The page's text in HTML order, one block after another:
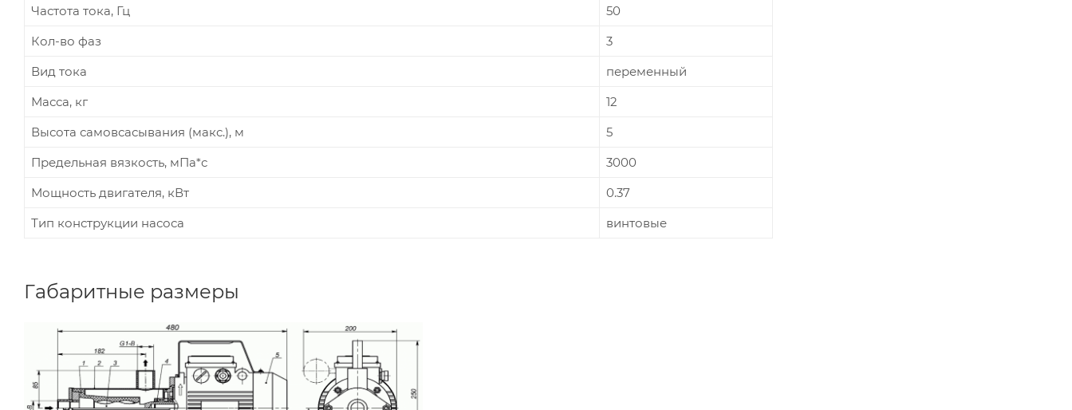
Частота тока, Гц
50
Кол-во фаз
3
Вид тока
переменный
Масса, кг
12
Высота самовсасывания (макс.), м
5
Предельная вязкость, мПа*с
3000
Мощность двигателя, кВт
0.37
Тип конструкции насоса
винтовые
Габаритные размеры